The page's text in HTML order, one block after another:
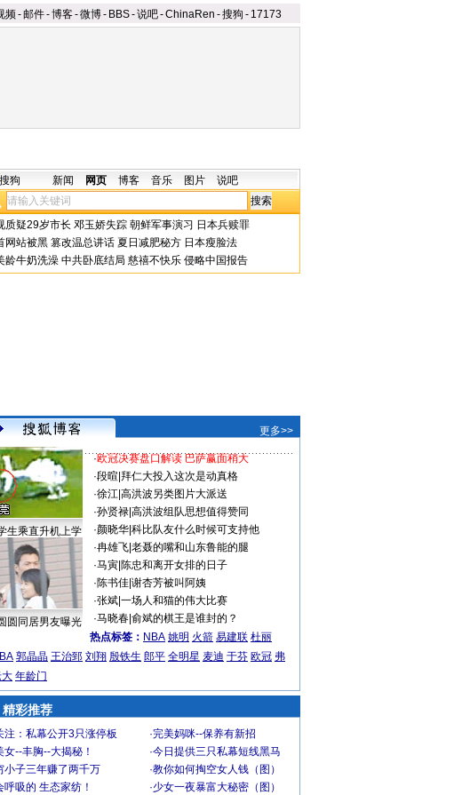
频-邮件-博客-微博- BBS-说吧-ChinaRen -搜狗 - 17173
新闻 网页 博客 音乐 图片 说吧
质疑29岁市长 邓玉娇失踪 朝鲜军事演习 日本兵赎罪
网站被黑 篡改温总讲话 夏日减肥秘方 日本瘦脸法
龄牛奶洗澡 中共卧底结局 慈禧不快乐 侵略中国报告
更多>>
生乘直升机上学
圆同居男友曝光
·欧冠决赛盘口解读 巴萨赢面稍大
·段暄 拜仁大投入这次是动真格
·徐江| 高洪波另类图片大派送
·孙贤禄| 高洪波组队思想值得赞同
·颜晓华| 科比队友什么时候可支持他
·冉雄飞| 老聂的嘴和山东鲁能的腿
·马寅| 陈忠和离开女排的日子
·陈书佳| 谢杏芳被叫阿姨
·张斌| 一场人和猫的伟大比赛
·马晓春| 俞斌的棋王是谁封的？
热点标签： NBA 姚明 火箭 易建联 杜丽
郭晶晶 王治郅 刘翔 殷铁生 郎平 全明星 麦迪 于芬 欧冠 弗
年龄门
精彩推荐
注：私幕公开3只涨停板 ·完美妈咪--保养有新招
女--丰胸--大揭秘！ ·今日提供三只私幕短线黑马
小子三年赚了两千万 ·教你如何掏空女人钱（图）
呼吸的 生态家纺！ ·少女一夜暴富大秘密（图）